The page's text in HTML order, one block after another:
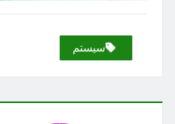
سیستم